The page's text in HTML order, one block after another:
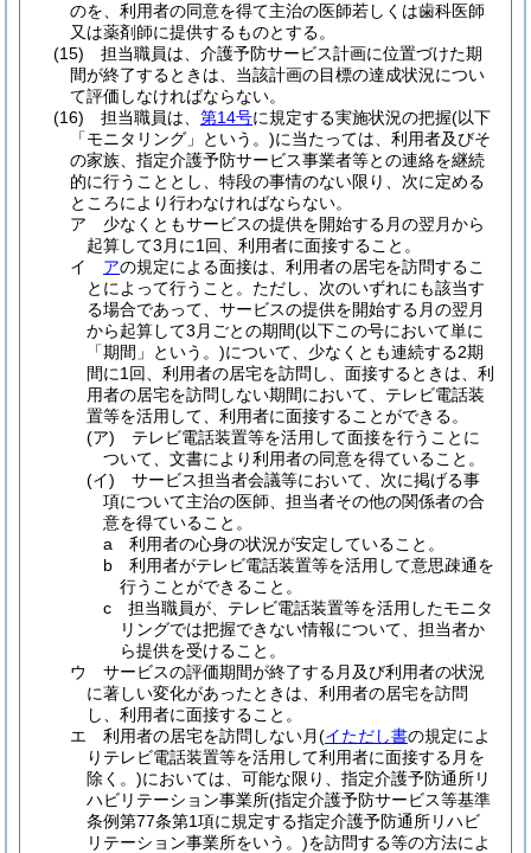
のを、利用者の同意を得て主治の医師若しくは歯科医師
又は薬剤師に提供するものとする。
(15)
担当職員は、介護予防サービス計画に位置づけた期
間が終了するときは、当該計画の目標の達成状況につい
て評価しなければならない。
(16)
担当職員は、 第14号に規定する実施状況の把握(以下
「モニタリング」という。)に当たっては、利用者及びそ
の家族、指定介護予防サービス事業者等との連絡を継続
的に行うこととし、特段の事情のない限り、次に定める
ところにより行わなければならない。
ア
少なくともサービスの提供を開始する月の翌月から
起算して3月に1回、利用者に面接すること。
イ
アの規定による面接は、利用者の居宅を訪問するこ
とによって行うこと。 ただし、次のいずれにも該当す
る場合であって、サービスの提供を開始する月の翌月
から起算して3月ごとの期間(以下この号において単に
「期間」という。)について、少なくとも連続する2期
間に1回、利用者の居宅を訪問し、面接するときは、利
用者の居宅を訪問しない期間において、テレビ電話装
置等を活用して、利用者に面接することができる。
(ア)
テレビ電話装置等を活用して面接を行うことに
ついて、文書により利用者の同意を得ていること。
(イ)
サービス担当者会議等において、次に掲げる事
項について主治の医師、担当者その他の関係者の合
意を得ていること。
a
利用者の心身の状況が安定していること。
b
利用者がテレビ電話装置等を活用して意思疎通を
行うことができること。
c
担当職員が、テレビ電話装置等を活用したモニタ
リングでは把握できない情報について、担当者か
ら提供を受けること。
ウ
サービスの評価期間が終了する月及び利用者の状況
に著しい変化があったときは、利用者の居宅を訪問
し、利用者に面接すること。
エ
利用者の居宅を訪問しない月(イただし書の規定によ
りテレビ電話装置等を活用して利用者に面接する月を
除く。)においては、可能な限り、指定介護予防通所リ
ハビリテーション事業所(指定介護予防サービス等基準
条例第77条第1項に規定する指定介護予防通所リハビ
リテーション事業所をいう。)を訪問する等の方法によ